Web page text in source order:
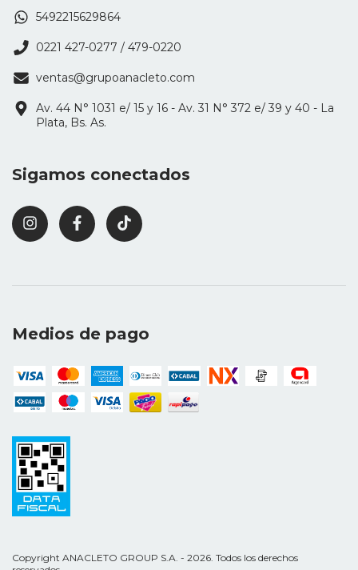
5492215629864
0221 427-0277 / 479-0220
ventas@grupoanacleto.com
Av. 44 N° 1031 e/ 15 y 16 - Av. 31 N° 372 e/ 39 y 40 - La
Plata, Bs. As.
Sigamos conectados
Medios de pago
Copyright ANACLETO GROUP S.A. - 2026. Todos los derechos